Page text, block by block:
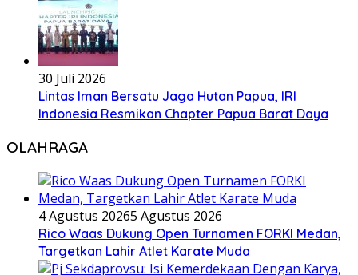
30 Juli 2026
Lintas Iman Bersatu Jaga Hutan Papua, IRI
Indonesia Resmikan Chapter Papua Barat Daya
OLAHRAGA
4 Agustus 20265 Agustus 2026
Rico Waas Dukung Open Turnamen FORKI Medan,
Targetkan Lahir Atlet Karate Muda